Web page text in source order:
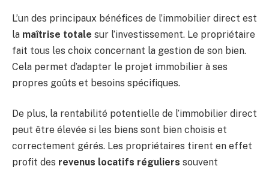
L’un des principaux bénéfices de l’immobilier direct est
la maîtrise totale sur l’investissement. Le propriétaire
fait tous les choix concernant la gestion de son bien.
Cela permet d’adapter le projet immobilier à ses
propres goûts et besoins spécifiques.
De plus, la rentabilité potentielle de l’immobilier direct
peut être élevée si les biens sont bien choisis et
correctement gérés. Les propriétaires tirent en effet
profit des revenus locatifs réguliers souvent